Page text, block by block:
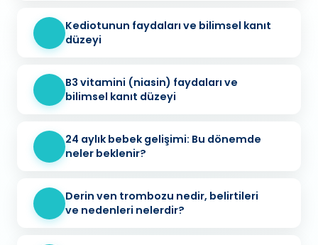
Kediotunun faydaları ve bilimsel kanıt
düzeyi
B3 vitamini (niasin) faydaları ve
bilimsel kanıt düzeyi
24 aylık bebek gelişimi: Bu dönemde
neler beklenir?
Derin ven trombozu nedir, belirtileri
ve nedenleri nelerdir?